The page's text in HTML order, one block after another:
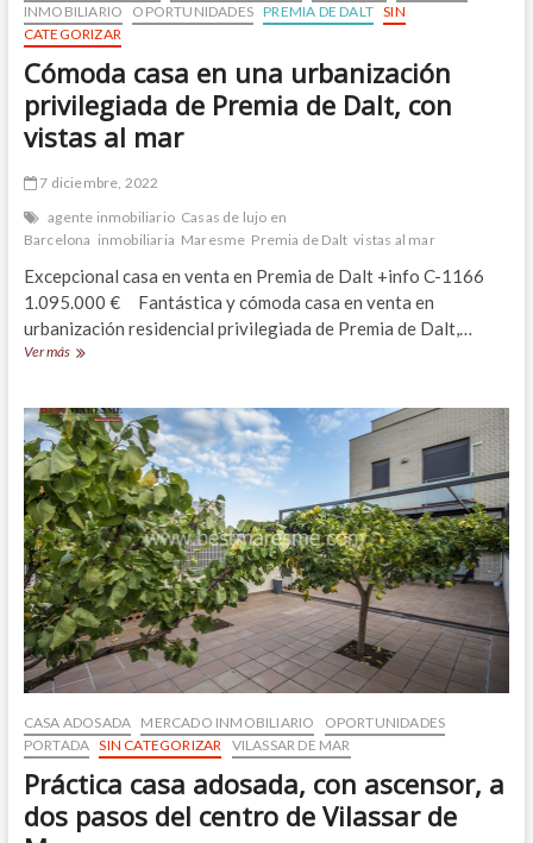
INMOBILIARIO
OPORTUNIDADES PREMIA DE DALT SIN
CATEGORIZAR
Cómoda casa en una urbanización
privilegiada de Premia de Dalt, con
vistas al mar
7 diciembre, 2022
agente inmobiliario Casas de lujo en
Barcelona inmobiliaria Maresme Premia de Dalt vistas al mar
Excepcional casa en venta en Premia de Dalt +info C-1166
1.095.000 € Fantástica y cómoda casa en venta en
urbanización residencial privilegiada de Premia de Dalt,…
Ver másCómoda
una
urbanización
privilegiada
de
Premia
de
Dalt,
con
vistas
al
mar
CASA ADOSADA MERCADO INMOBILIARIO
OPORTUNIDADES
PORTADA SIN CATEGORIZAR VILASSAR DE MAR
Práctica casa adosada, con ascensor, a
dos pasos del centro de Vilassar de